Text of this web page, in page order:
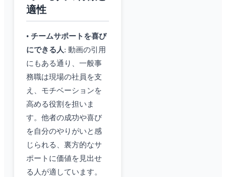
適性
• チームサポートを喜び
にできる人: 動画の引用
にもある通り、一般事
務職は現場の社員を支
え、モチベーションを
高める役割を担いま
す。他者の成功や喜び
を自分のやりがいと感
じられる、裏方的なサ
ポートに価値を見出せ
る人が適しています。